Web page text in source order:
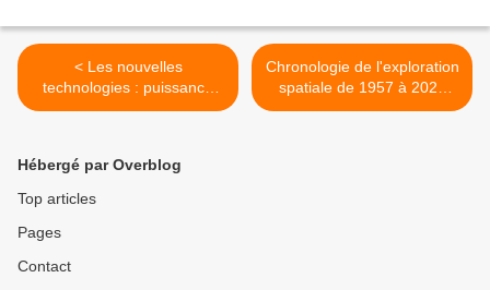
< Les nouvelles
technologies : puissance
des géants du numérique
des organisations
Chronologie de l'exploration
spatiale de 1957 à 2024
(vie-publique.fr) >
Hébergé par Overblog
Top articles
Pages
Contact